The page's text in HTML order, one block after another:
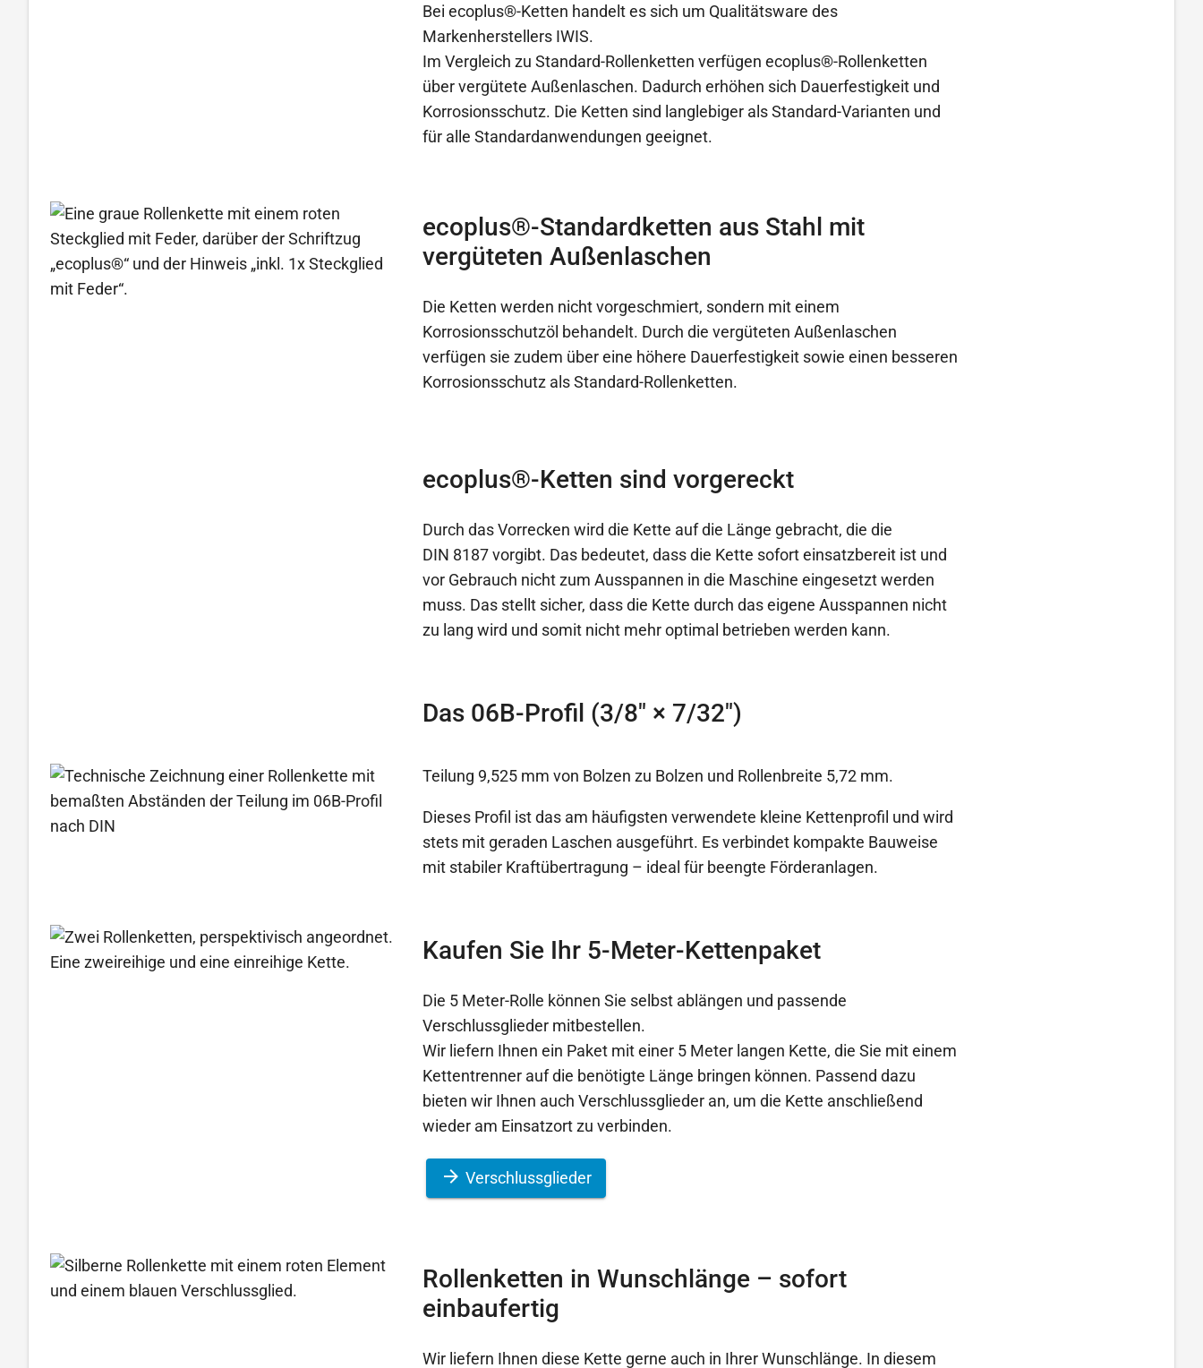
Bei ecoplus®-Ketten handelt es sich um Qualitätsware des
Markenherstellers IWIS.
Im Vergleich zu Standard-Rollenketten verfügen ecoplus®-Rollenketten
über vergütete Außenlaschen. Dadurch erhöhen sich Dauerfestigkeit und
Korrosionsschutz. Die Ketten sind langlebiger als Standard-Varianten und
für alle Standardanwendungen geeignet.
ecoplus®-Standardketten aus Stahl mit
vergüteten Außenlaschen
Die Ketten werden nicht vorgeschmiert, sondern mit einem
Korrosionsschutzöl behandelt. Durch die vergüteten Außenlaschen
verfügen sie zudem über eine höhere Dauerfestigkeit sowie einen besseren
Korrosionsschutz als Standard-Rollenketten.
ecoplus®-Ketten sind vorgereckt
Durch das Vorrecken wird die Kette auf die Länge gebracht, die die
DIN 8187 vorgibt. Das bedeutet, dass die Kette sofort einsatzbereit ist und
vor Gebrauch nicht zum Ausspannen in die Maschine eingesetzt werden
muss. Das stellt sicher, dass die Kette durch das eigene Ausspannen nicht
zu lang wird und somit nicht mehr optimal betrieben werden kann.
Das 06B-Profil (3/8″ × 7/32″)
Teilung 9,525 mm von Bolzen zu Bolzen und Rollenbreite 5,72 mm.
Dieses Profil ist das am häufigsten verwendete kleine Kettenprofil und wird
stets mit geraden Laschen ausgeführt. Es verbindet kompakte Bauweise
mit stabiler Kraftübertragung – ideal für beengte Förderanlagen.
Kaufen Sie Ihr 5-Meter-Kettenpaket
Die 5 Meter-Rolle können Sie selbst ablängen und passende
Verschlussglieder mitbestellen.
Wir liefern Ihnen ein Paket mit einer 5 Meter langen Kette, die Sie mit einem
Kettentrenner auf die benötigte Länge bringen können. Passend dazu
bieten wir Ihnen auch Verschlussglieder an, um die Kette anschließend
wieder am Einsatzort zu verbinden.
Verschlussglieder
Rollenketten in Wunschlänge – sofort
einbaufertig
Wir liefern Ihnen diese Kette gerne auch in Ihrer Wunschlänge. In diesem